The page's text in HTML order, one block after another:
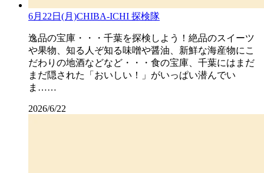
6月22日(月)CHIBA-ICHI 探検隊
逸品の宝庫・・・千葉を探検しよう！絶品のスイーツ
や果物、知る人ぞ知る味噌や醤油、新鮮な海産物にこ
だわりの地酒などなど・・・食の宝庫、千葉にはまだ
まだ隠された「おいしい！」がいっぱい潜んでい
ま……
2026/6/22